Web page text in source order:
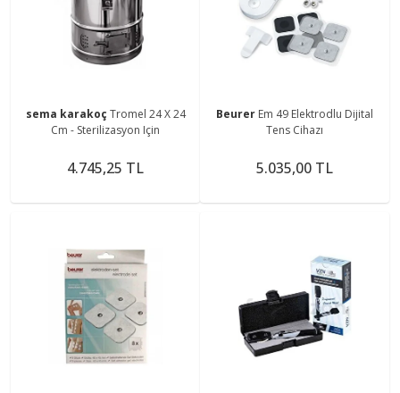
sema karakoç Tromel 24 X 24
Cm - Sterilizasyon Için
4.745,25 TL
Beurer Em 49 Elektrodlu Dijital
Tens Cihazı
5.035,00 TL